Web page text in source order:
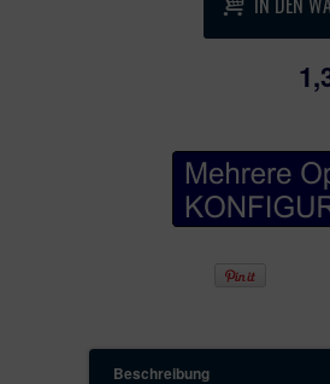
Im Preis - 3 Stk.
Im Preis - Inklusive
Im Preis - Innen und
Gefahrenfunktion von
Im Preis - RAL 7016
fein strukturierte
Im Preis - Lieferung inkl.
Beschreibung